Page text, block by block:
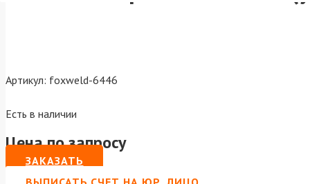
Артикул: foxweld-6446
Есть в наличии
Цена по запросу
ЗАКАЗАТЬ